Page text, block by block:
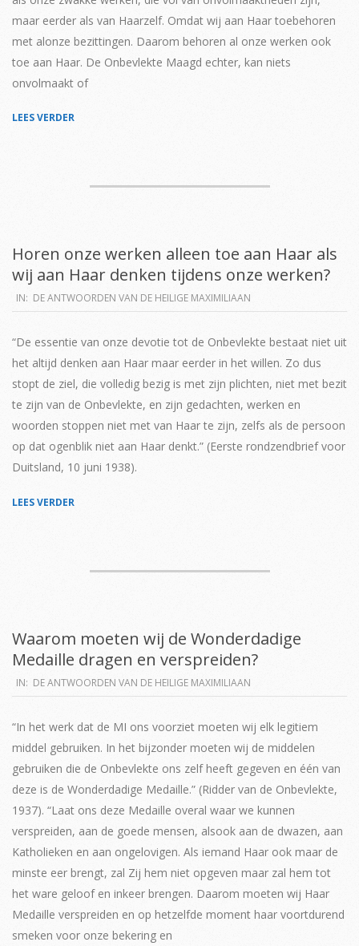
maar eerder als van Haarzelf. Omdat wij aan Haar toebehoren
met alonze bezittingen. Daarom behoren al onze werken ook
toe aan Haar. De Onbevlekte Maagd echter, kan niets
onvolmaakt of
LEES VERDER
Horen onze werken alleen toe aan Haar als
wij aan Haar denken tijdens onze werken?
2019-
04-
02
IN: DE ANTWOORDEN VAN DE HEILIGE MAXIMILIAAN
“De essentie van onze devotie tot de Onbevlekte bestaat niet uit
het altijd denken aan Haar maar eerder in het willen. Zo dus
stopt de ziel, die volledig bezig is met zijn plichten, niet met bezit
te zijn van de Onbevlekte, en zijn gedachten, werken en
woorden stoppen niet met van Haar te zijn, zelfs als de persoon
op dat ogenblik niet aan Haar denkt.” (Eerste rondzendbrief voor
Duitsland, 10 juni 1938).
LEES VERDER
Waarom moeten wij de Wonderdadige
Medaille dragen en verspreiden?
2019-
04-
02
IN: DE ANTWOORDEN VAN DE HEILIGE MAXIMILIAAN
“In het werk dat de MI ons voorziet moeten wij elk legitiem
middel gebruiken. In het bijzonder moeten wij de middelen
gebruiken die de Onbevlekte ons zelf heeft gegeven en één van
deze is de Wonderdadige Medaille.” (Ridder van de Onbevlekte,
1937). “Laat ons deze Medaille overal waar we kunnen
verspreiden, aan de goede mensen, alsook aan de dwazen, aan
Katholieken en aan ongelovigen. Als iemand Haar ook maar de
minste eer brengt, zal Zij hem niet opgeven maar zal hem tot
het ware geloof en inkeer brengen. Daarom moeten wij Haar
Medaille verspreiden en op hetzelfde moment haar voortdurend
smeken voor onze bekering en